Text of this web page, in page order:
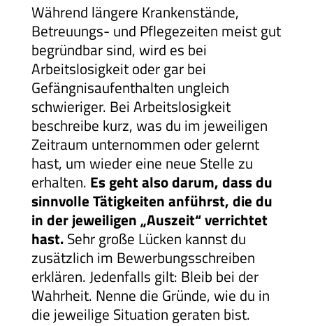
Während längere Krankenstände,
Betreuungs- und Pflegezeiten meist gut
begründbar sind, wird es bei
Arbeitslosigkeit oder gar bei
Gefängnisaufenthalten ungleich
schwieriger. Bei Arbeitslosigkeit
beschreibe kurz, was du im jeweiligen
Zeitraum unternommen oder gelernt
hast, um wieder eine neue Stelle zu
erhalten. Es geht also darum, dass du
sinnvolle Tätigkeiten anführst, die du
in der jeweiligen „Auszeit“ verrichtet
hast.Sehr große Lücken kannst du
zusätzlich im Bewerbungsschreiben
erklären. Jedenfalls gilt: Bleib bei der
Wahrheit. Nenne die Gründe, wie du in
die jeweilige Situation geraten bist.